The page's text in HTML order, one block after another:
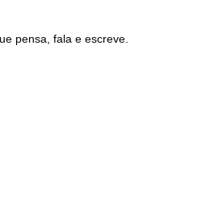
pensa, fala e escreve.